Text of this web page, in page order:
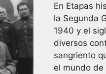
En Etapas
la Segunda
1940 y el
diversos
sangriento
el mundo de